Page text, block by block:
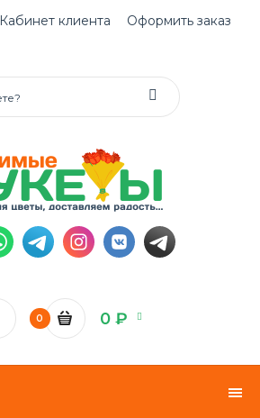
Кабинет клиента Оформить заказ
0 0 ₽